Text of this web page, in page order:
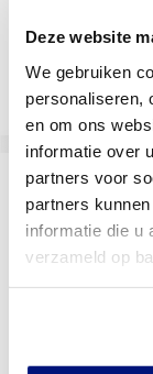
Deze website
We gebruiken
personaliseren,
en om ons
informatie over
partners voor
partners
informatie die u
verzameld op
Selecteer uw
wordt